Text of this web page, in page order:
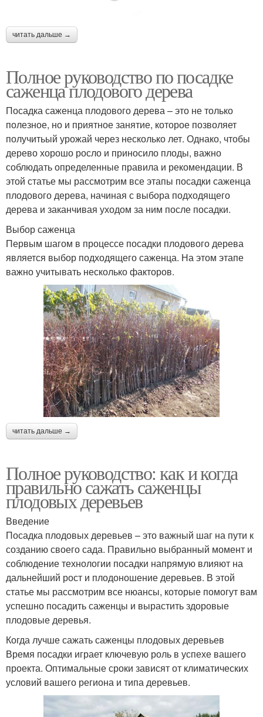
читать дальше →
Полное руководство по посадке
саженца плодового дерева
Посадка саженца плодового дерева – это не только
полезное, но и приятное занятие, которое позволяет
получитьый урожай через несколько лет. Однако, чтобы
дерево хорошо росло и приносило плоды, важно
соблюдать определенные правила и рекомендации. В
этой статье мы рассмотрим все этапы посадки саженца
плодового дерева, начиная с выбора подходящего
дерева и заканчивая уходом за ним после посадки.
Выбор саженца
Первым шагом в процессе посадки плодового дерева
является выбор подходящего саженца. На этом этапе
важно учитывать несколько факторов.
читать дальше →
Полное руководство: как и когда
правильно сажать саженцы
плодовых деревьев
Введение
Посадка плодовых деревьев – это важный шаг на пути к
созданию своего сада. Правильно выбранный момент и
соблюдение технологии посадки напрямую влияют на
дальнейший рост и плодоношение деревьев. В этой
статье мы рассмотрим все нюансы, которые помогут вам
успешно посадить саженцы и вырастить здоровые
плодовые деревья.
Когда лучше сажать саженцы плодовых деревьев
Время посадки играет ключевую роль в успехе вашего
проекта. Оптимальные сроки зависят от климатических
условий вашего региона и типа деревьев.